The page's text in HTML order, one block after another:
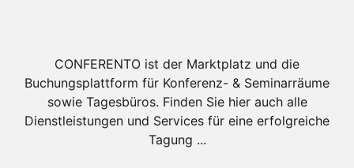
CONFERENTO ist der Marktplatz und die
Buchungsplattform für Konferenz- & Seminarräume
sowie Tagesbüros. Finden Sie hier auch alle
Dienstleistungen und Services für eine erfolgreiche
Tagung ...